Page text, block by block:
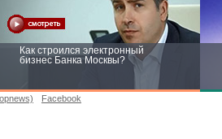
Как строился электронный
бизнес Банка Москвы?
Facebook